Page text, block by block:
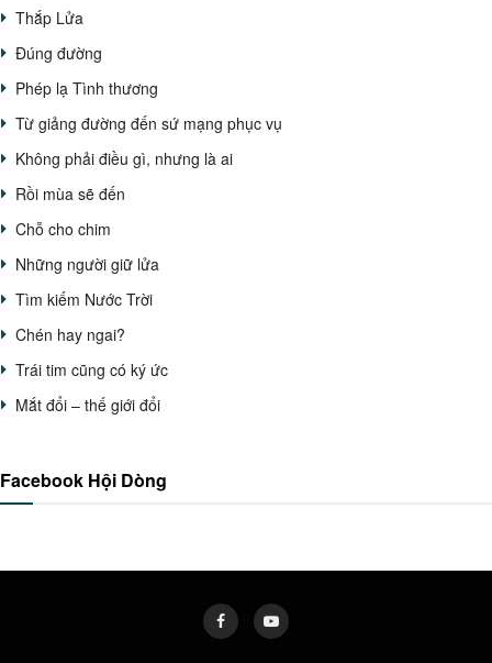
Thắp Lửa
Đúng đường
Phép lạ Tình thương
Từ giảng đường đến sứ mạng phục vụ
Không phải điều gì, nhưng là ai
Rồi mùa sẽ đến
Chỗ cho chim
Những người giữ lửa
Tìm kiếm Nước Trời
Chén hay ngai?
Trái tim cũng có ký ức
Mắt đổi – thế giới đổi
Facebook Hội Dòng